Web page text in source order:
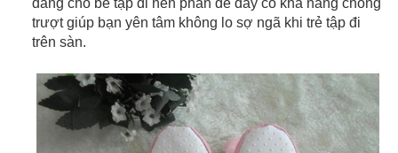
dàng cho bé tập đi nên phần đế dày có khả năng chống
trượt giúp bạn yên tâm không lo sợ ngã khi trẻ tập đi
trên sàn.